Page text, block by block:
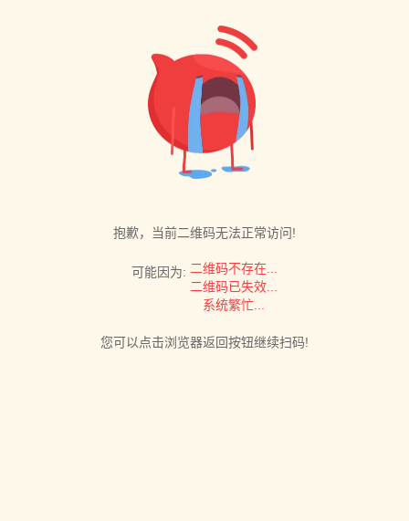
抱歉，当前二维码无法正常访问!
可能因为: 二维码不存在...
二维码已失效...
系统繁忙...
您可以点击浏览器返回按钮继续扫码!